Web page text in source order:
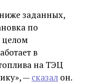
заданных,
по
целом
в
на ТЭЦ
— сказал он.